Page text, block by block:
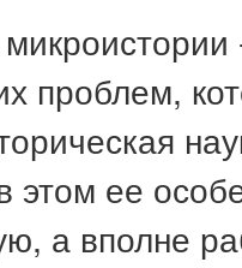
проблем,
ее
а вполне